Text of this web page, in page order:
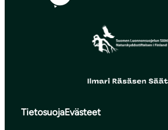
TietosuojaEvästeet